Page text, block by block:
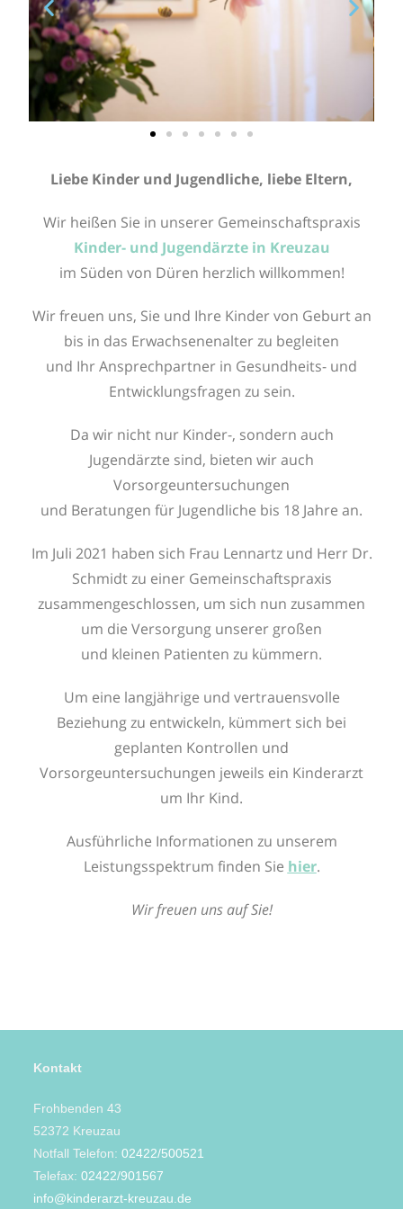
Liebe Kinder und Jugendliche, liebe Eltern,
Wir heißen Sie in unserer Gemeinschaftspraxis
Kinder- und Jugendärzte in Kreuzau
im Süden von Düren herzlich willkommen!
Wir freuen uns, Sie und Ihre Kinder von Geburt an
bis in das Erwachsenenalter zu begleiten
und Ihr Ansprechpartner in Gesundheits- und
Entwicklungsfragen zu sein.
Da wir nicht nur Kinder-, sondern auch
Jugendärzte sind, bieten wir auch
Vorsorgeuntersuchungen
und Beratungen für Jugendliche bis 18 Jahre an.
Im Juli 2021 haben sich Frau Lennartz und Herr Dr.
Schmidt zu einer Gemeinschaftspraxis
zusammengeschlossen, um sich nun zusammen
um die Versorgung unserer großen
und kleinen Patienten zu kümmern.
Um eine langjährige und vertrauensvolle
Beziehung zu entwickeln, kümmert sich bei
geplanten Kontrollen und
Vorsorgeuntersuchungen jeweils ein Kinderarzt
um Ihr Kind.
Ausführliche Informationen zu unserem
Leistungsspektrum finden Sie hier.
Wir freuen uns auf Sie!
Kontakt
Frohbenden 43
52372 Kreuzau
Notfall Telefon:02422/500521
Telefax:02422/901567
info@kinderarzt-kreuzau.de